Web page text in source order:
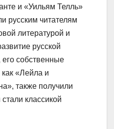
и «Уильям Телль»
русским читателям
литературой и
русской
его собственные
как «Лейла и
также получили
классикой